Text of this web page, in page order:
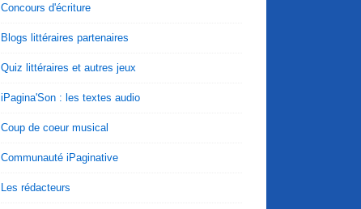
Concours d'écriture
Blogs littéraires partenaires
Quiz littéraires et autres jeux
iPagina'Son : les textes audio
Coup de coeur musical
Communauté iPaginative
Les rédacteurs